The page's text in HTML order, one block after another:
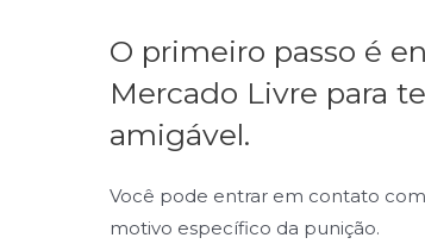
O primeiro passo é
Mercado Livre para
amigável.
Você pode entrar em contato
motivo específico da punição.